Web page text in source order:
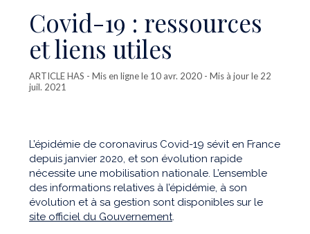
Covid-19 : ressources
et liens utiles
ARTICLE HAS - Mis en ligne le 10 avr. 2020 - Mis à jour le 22
juil. 2021
L’épidémie de coronavirus Covid-19 sévit en France
depuis janvier 2020, et son évolution rapide
nécessite une mobilisation nationale. L’ensemble
des informations relatives à l’épidémie, à son
évolution et à sa gestion sont disponibles sur le
site officiel du Gouvernement.